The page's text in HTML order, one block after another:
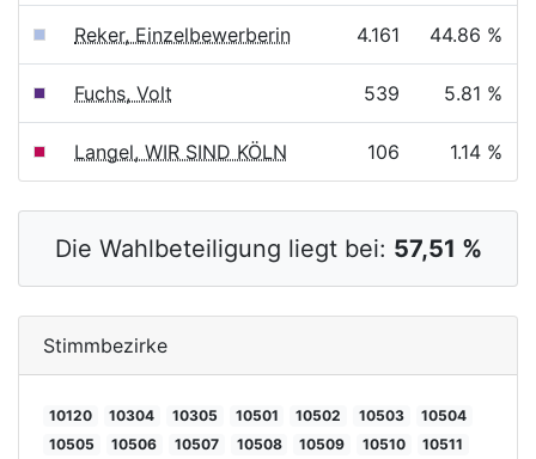
Reker, Einzelbewerberin 4.161 44.86 %
Fuchs, Volt 539 5.81 %
Langel, WIR SIND KÖLN 106 1.14 %
Die Wahlbeteiligung liegt bei: 57,51 %
Stimmbezirke
10120 10304 10305 10501 10502 10503
10504
10505
10506 10507 10508 10509 10510 10511